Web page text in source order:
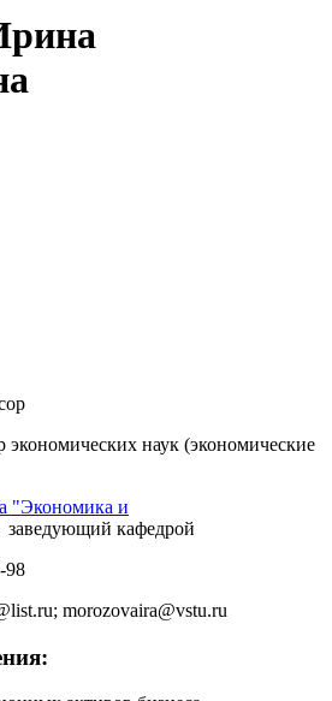
экономических наук (экономические
"Экономика и
заведующий кафедрой
98
morozovaira@vstu.ru